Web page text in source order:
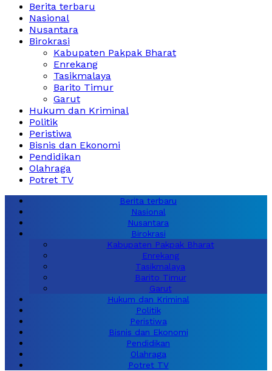
Berita terbaru
Nasional
Nusantara
Birokrasi
Kabupaten Pakpak Bharat
Enrekang
Tasikmalaya
Barito Timur
Garut
Hukum dan Kriminal
Politik
Peristiwa
Bisnis dan Ekonomi
Pendidikan
Olahraga
Potret TV
Berita terbaru
Nasional
Nusantara
Birokrasi
Kabupaten Pakpak Bharat
Enrekang
Tasikmalaya
Barito Timur
Garut
Hukum dan Kriminal
Politik
Peristiwa
Bisnis dan Ekonomi
Pendidikan
Olahraga
Potret TV